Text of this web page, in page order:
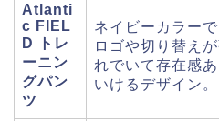
Atlanti
c FIEL
D トレ
ーニン
グパン
ツ
ネイビーカラー
ロゴや切り替え
れでいて存在感
いけるデザイン。